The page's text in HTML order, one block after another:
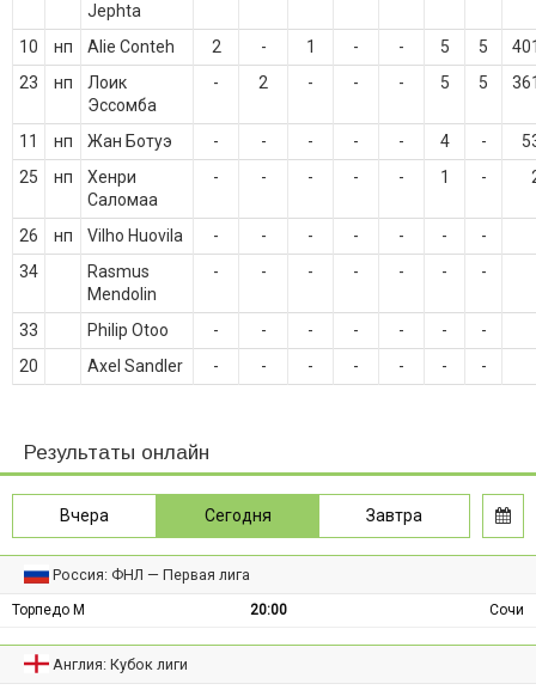
Jephta
10 нп Alie Conteh 2 - 1 - - 5 5
23
нп
Лоик
Эссомба
- 2 - - - 5 5
11 нп Жан Ботуэ - - - - - 4 -
25
нп
Хенри
Саломаа
- - - - - 1 -
26 нп Vilho Huovila - - - - - - -
34
Rasmus
Mendolin
- - - - - - -
33 Philip Otoo - - - - - - -
20
Axel Sandler - - - - - - -
Результаты онлайн
Вчера Сегодня Завтра
Россия: ФНЛ — Первая лига
Торпедо М 20:00 Сочи
Англия: Кубок лиги